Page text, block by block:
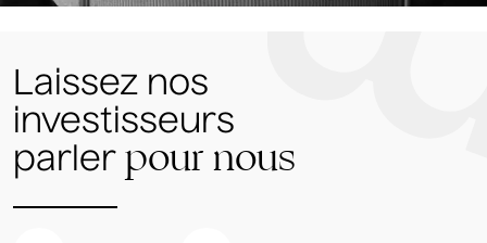
Laissez nos
investisseurs
parler pour nous